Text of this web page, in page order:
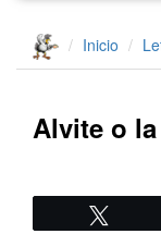
Inicio
Alvite o